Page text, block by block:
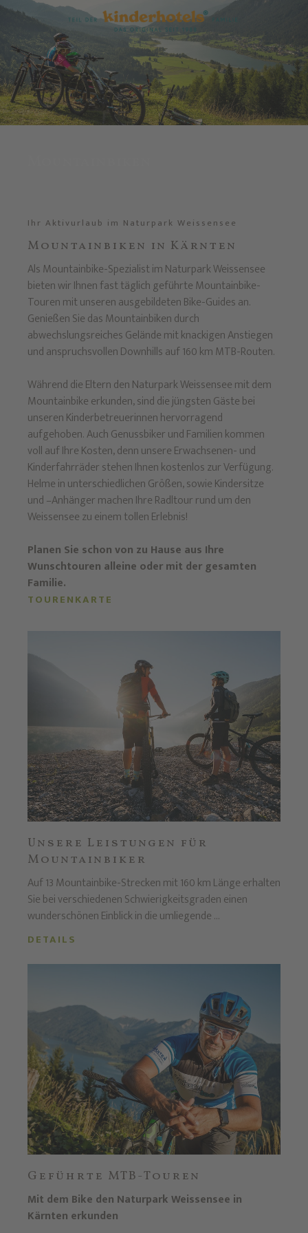
Ihr Aktivurlaub im Naturpark Weissensee
Mountainbiken in Kärnten
Als Mountainbike-Spezialist im Naturpark Weissensee
bieten wir Ihnen fast täglich geführte Mountainbike-
Touren mit unseren ausgebildeten Bike-Guides an.
Genießen Sie das Mountainbiken durch
abwechslungsreiches Gelände mit knackigen Anstiegen
und anspruchsvollen Downhills auf 160 km MTB-Routen.
Während die Eltern den Naturpark Weissensee mit dem
Mountainbike erkunden, sind die jüngsten Gäste bei
unseren Kinderbetreuerinnen hervorragend
aufgehoben. Auch Genussbiker und Familien kommen
voll auf Ihre Kosten, denn unsere Erwachsenen- und
Kinderfahrräder stehen Ihnen kostenlos zur Verfügung.
Helme in unterschiedlichen Größen, sowie Kindersitze
und –Anhänger machen Ihre Radltour rund um den
Weissensee zu einem tollen Erlebnis!
Planen Sie schon von zu Hause aus Ihre
Wunschtouren alleine oder mit der gesamten
Familie.
TOURENKARTE
Unsere Leistungen für
Mountainbiker
Auf 13 Mountainbike-Strecken mit 160 km Länge erhalten
Sie bei verschiedenen Schwierigkeitsgraden einen
wunderschönen Einblick in die umliegende ...
DETAILS
Geführte MTB-Touren
Mit dem Bike den Naturpark Weissensee in
Kärnten erkunden